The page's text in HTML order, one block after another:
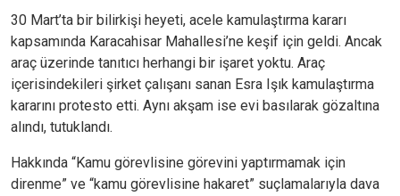
30 Mart’ta bir bilirkişi heyeti, acele kamulaştırma kararı
kapsamında Karacahisar Mahallesi’ne keşif için geldi. Ancak
araç üzerinde tanıtıcı herhangi bir işaret yoktu. Araç
içerisindekileri şirket çalışanı sanan Esra Işık kamulaştırma
kararını protesto etti. Aynı akşam ise evi basılarak gözaltına
alındı, tutuklandı.
Hakkında “Kamu görevlisine görevini yaptırmamak için
direnme” ve “kamu görevlisine hakaret” suçlamalarıyla dava